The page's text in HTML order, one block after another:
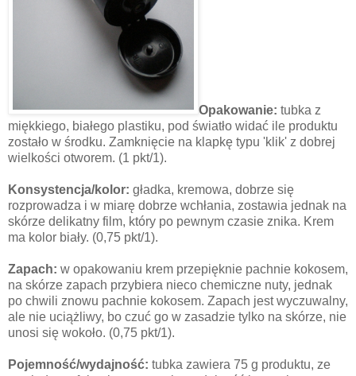
Opakowanie: tubka z
miękkiego, białego plastiku, pod światło widać ile produktu
zostało w środku. Zamknięcie na klapkę typu 'klik' z dobrej
wielkości otworem. (1 pkt/1).
Konsystencja/kolor: gładka, kremowa, dobrze się
rozprowadza i w miarę dobrze wchłania, zostawia jednak na
skórze delikatny film, który po pewnym czasie znika. Krem
ma kolor biały. (0,75 pkt/1).
Zapach: w opakowaniu krem przepięknie pachnie kokosem,
na skórze zapach przybiera nieco chemiczne nuty, jednak
po chwili znowu pachnie kokosem. Zapach jest wyczuwalny,
ale nie uciążliwy, bo czuć go w zasadzie tylko na skórze, nie
unosi się wokoło. (0,75 pkt/1).
Pojemność/wydajność: tubka zawiera 75 g produktu, ze